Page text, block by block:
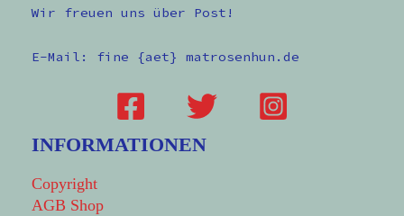
Wir freuen uns über Post!
E-Mail: fine {aet} matrosenhun.de
INFORMATIONEN
Copyright
AGB Shop